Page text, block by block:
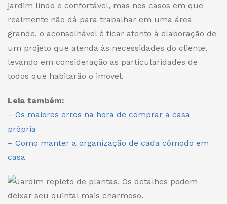
jardim lindo e confortável, mas nos casos em que
realmente não dá para trabalhar em uma área
grande, o aconselhável é ficar atento à elaboração de
um projeto que atenda às necessidades do cliente,
levando em consideração as particularidades de
todos que habitarão o imóvel.
Leia também:
– Os maiores erros na hora de comprar a casa
própria
– Como manter a organização de cada cômodo em
casa
Os detalhes podem
deixar seu quintal mais charmoso.